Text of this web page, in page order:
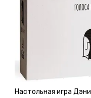
Настольная игра Дэни